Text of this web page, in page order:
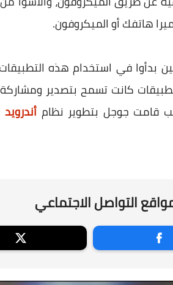
هاتفك أو الميكروفون.
بدأوا في استخدام هذه
كانت تسمح بتصدير
قامت جوجل بتطوير نظامأندرويد
التواصل الاجتماعي